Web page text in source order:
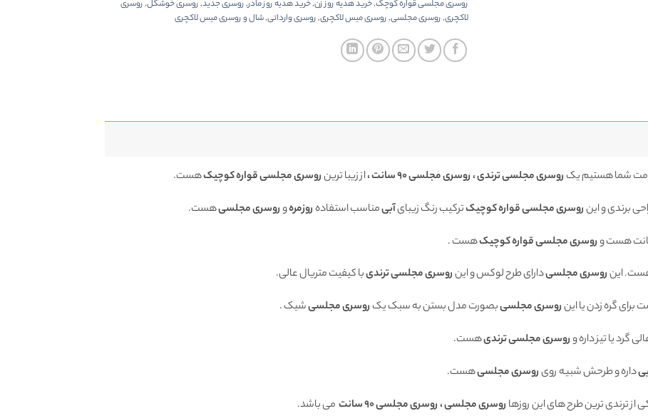
روسری مجلسی قواره کوچک,خرید هدیه روز زن,خرید هدیه روز مادر,روسری جدید,روسری خوشگل,روسری
لاکچری,روسری مجلسی,روسری میس لاکچری,روسری وارداتی,شال و روسری میس لاکچری
شما هستیم یک روسری مجلسی ترندی ، روسری مجلسی 90 سانت ، از زیبا ترینروسری مجلسی قواره کوچیکهست.
برندی و اینروسری مجلسی قواره کوچیکترکیب رنگ زیبایآبیمناسب استفادهروزمرهوروسری مجلسیهست.
هست وروسری مجلسی قواره کوچیکهست .
اینروسری مجلسیدارای طرح لوکس و اینروسری مجلسی ترندیبا کیفیت متریال عالی.
گره زدن یا اینروسری مجلسیبصورت مدل بستن به سبک یک روسری مجلسیشیک .
گرد یا تیز داره وروسری مجلسی ترندیهست.
داره و طرحش شبیه رویروسری مجلسیهست.
از ترندی ترین طرح های این روزها روسری مجلسی ، روسری مجلسی 90 سانت
می باشد.